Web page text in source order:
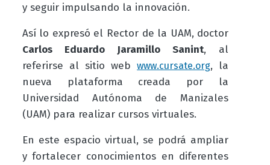
y seguir impulsando la innovación.
Así lo expresó el Rector de la UAM, doctor
Carlos Eduardo Jaramillo Sanint, al
referirse al sitio webwww.cursate.org, la
nueva plataforma creada por la
Universidad Autónoma de Manizales
(UAM) para realizar cursos virtuales.
En este espacio virtual, se podrá ampliar
y fortalecer conocimientos en diferentes